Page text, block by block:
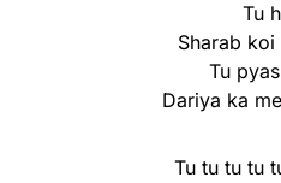
Tu
Sharab
Tu
Dariya ka
Tu tu tu tu